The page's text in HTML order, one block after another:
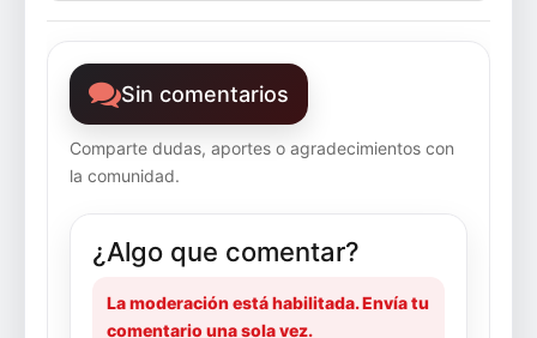
Sin comentarios
Comparte dudas, aportes o agradecimientos con
la comunidad.
¿Algo que comentar?
La moderación está habilitada. Envía tu
comentario una sola vez.